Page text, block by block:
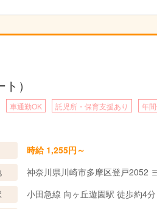
）
車通勤OK 託児所・保育支援あり 年
時給 1,255円～
神奈川県川崎市多摩区登戸2052
小田急線 向ヶ丘遊園駅 徒歩約4分